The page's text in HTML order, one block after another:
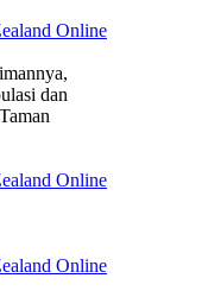
Online
dan
Online
Online